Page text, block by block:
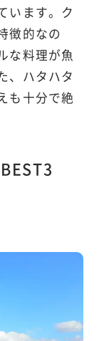
います。ク
徴的なの
な料理が魚
、ハタハタ
も十分で絶